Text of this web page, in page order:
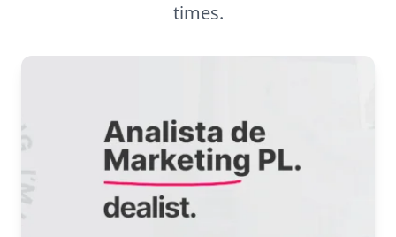
times.